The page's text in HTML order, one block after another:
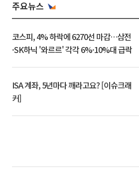
주요뉴스
코스피, 4% 하락에 6270선 마감…삼전
·SK하닉 '와르르' 각각 6%·10%대 급락
ISA 계좌, 5년마다 깨라고요? [이슈크래
커]